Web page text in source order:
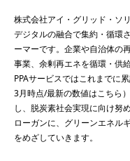
株式会社アイ・グリッド・ソ
デジタルの融合で集約・循環
ーマーです。企業や自治体の
事業、余剰再エネを循環・供
PPAサービスではこれまでに
3月時点/最新の数値はこちら
し、脱炭素社会実現に向け努
ローガンに、グリーンエネル
をめざしていきます。